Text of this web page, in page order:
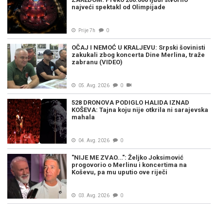
najveći spektakl od Olimpijade
Prije 7h 0
OČAJ I NEMOĆ U KRALJEVU: Srpski šovinisti
zakukali zbog koncerta Dine Merlina, traže
zabranu (VIDEO)
05. Avg. 2026 0
528 DRONOVA PODIGLO HALIDA IZNAD
KOŠEVA: Tajna koju nije otkrila ni sarajevska
mahala
04. Avg. 2026 0
"NIJE ME ZVAO...": Željko Joksimović
progovorio o Merlinu i koncertima na
Koševu, pa mu uputio ove riječi
03. Avg. 2026 0